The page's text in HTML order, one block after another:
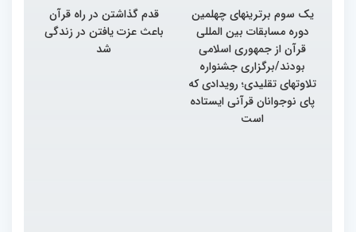
یک سوم برترینهای چهلمین
دوره مسابقات بین المللی
قرآن از جمهوری اسلامی
بودند/برگزاری جشنواره
تلاوتهای تقلیدی؛ رویدادی که
پای نوجوانان قرآنی ایستاده
است
قدم گذاشتن در راه قرآن
باعث عزت یافتن در زندگی
شد